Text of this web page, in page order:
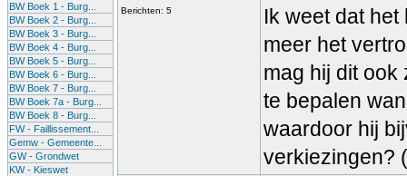
BW Boek 1 - Burg...
BW Boek 2 - Burg...
BW Boek 3 - Burg...
BW Boek 4 - Burg...
BW Boek 5 - Burg...
BW Boek 6 - Burg...
BW Boek 7 - Burg...
BW Boek 7a - Burg...
BW Boek 8 - Burg...
FW - Faillissement...
Gemw - Gemeente...
GW - Grondwet
KW - Kieswet
Berichten: 5
Ik weet dat
meer het
mag hij dit ook
te bepalen
waardoor hij
verkiezingen?